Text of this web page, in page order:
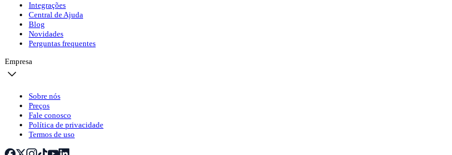
Integrações
Central de Ajuda
Blog
Novidades
Perguntas frequentes
Empresa
Sobre nós
Preços
Fale conosco
Política de privacidade
Termos de uso